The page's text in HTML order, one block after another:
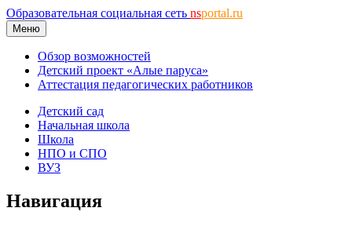
Образовательная социальная сеть nsportal.ru
Меню
Обзор возможностей
Детский проект «Алые паруса»
Аттестация педагогических работников
Детский сад
Начальная школа
Школа
НПО и СПО
ВУЗ
Навигация